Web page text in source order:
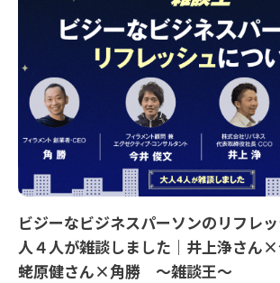
ビジーなビジネスパーソンのリフレ
人４人が雑談しました｜井上浄さん
蛯原健さん×角勝 ～雑談王～